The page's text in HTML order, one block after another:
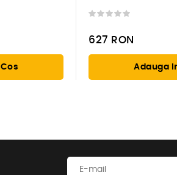
627 RON
Adauga